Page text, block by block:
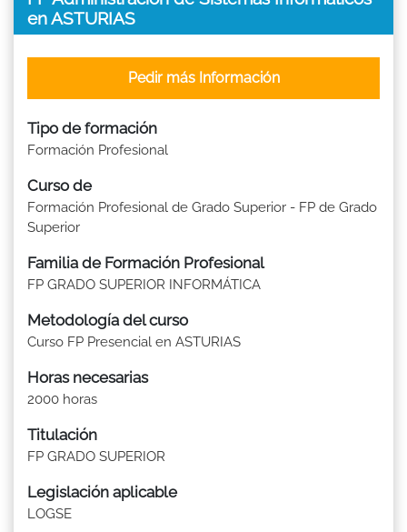
en ASTURIAS
Tipo de formación
Formación Profesional
Curso de
Formación Profesional de Grado Superior - FP de Grado
Superior
Familia de Formación Profesional
FP GRADO SUPERIOR INFORMÁTICA
Metodología del curso
Curso FP Presencial en ASTURIAS
Horas necesarias
2000 horas
Titulación
FP GRADO SUPERIOR
Legislación aplicable
LOGSE
Pedir más Información